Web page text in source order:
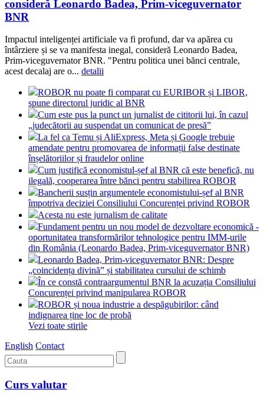
consideră Leonardo Badea, Prim-viceguvernator
BNR
Impactul inteligenței artificiale va fi profund, dar va apărea cu
întârziere și se va manifesta inegal, consideră Leonardo Badea,
Prim-viceguvernator BNR. "Pentru politica unei bănci centrale,
acest decalaj are o... detalii
ROBOR nu poate fi comparat cu EURIBOR și LIBOR,
spune directorul juridic al BNR
Cum este pus la punct un jurnalist de cititorii lui, în cazul
„judecătorii au suspendat un comunicat de presă”
La fel ca Temu și AliExpress, Meta și Google trebuie
amendate pentru promovarea de informații false destinate
înșelătoriilor și fraudelor online
Cum justifică economistul-șef al BNR că este benefică, nu
ilegală, cooperarea între bănci pentru stabilirea ROBOR
Bancherii susțin argumentele economistului-șef al BNR
împotriva deciziei Consiliului Concurenței privind ROBOR
Acesta nu este jurnalism de calitate
Fundament pentru un nou model de dezvoltare economică -
oportunitatea transformărilor tehnologice pentru IMM-urile
din România (Leonardo Badea, Prim-viceguvernator BNR)
Leonardo Badea, Prim-viceguvernator BNR: Despre
„coincidența divină” și stabilitatea cursului de schimb
În ce constă contraargumentul BNR la acuzația Consiliului
Concurenței privind manipularea ROBOR
ROBOR și noua industrie a despăgubirilor: când
indignarea ține loc de probă
Vezi toate stirile
English Contact
Curs valutar